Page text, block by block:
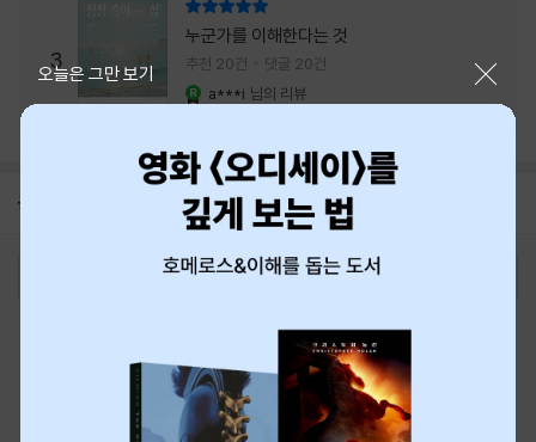
3
누군가를 이해한다는 것
추천 20건 댓글 20건
a***i 님의 리뷰
공지 8월 신용카드 무이자할부 안내
오늘은 그만 보기
최근 본 상품
티켓 1544-6399
중고샵 1566-4295
eBook 1:1문의/채팅상담
예스이십사(주) 사업자 정보
이용약관
개인정보처리방침
청소년보호정책